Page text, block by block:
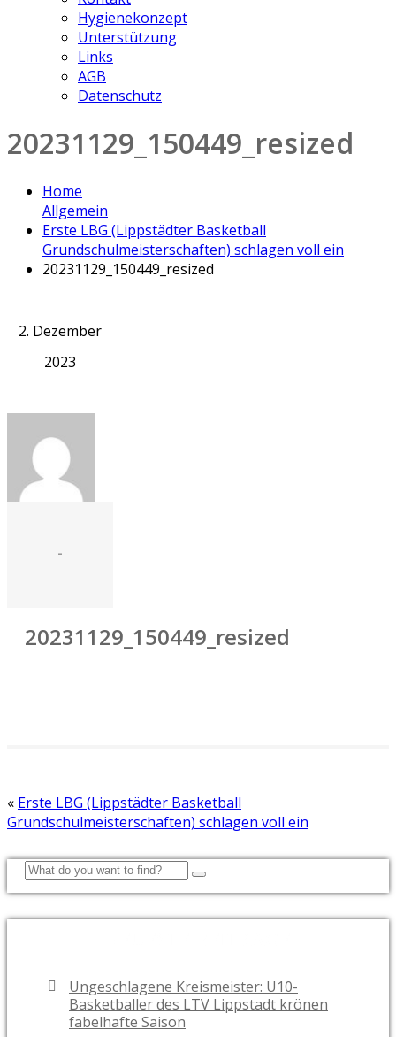
Hygienekonzept
Unterstützung
Links
AGB
Datenschutz
20231129_150449_resized
Home
Allgemein
Erste LBG (Lippstädter Basketball
Grundschulmeisterschaften) schlagen voll ein
20231129_150449_resized
2. Dezember
2023
-
20231129_150449_resized
« Erste LBG (Lippstädter Basketball
Grundschulmeisterschaften) schlagen voll ein
Ungeschlagene Kreismeister: U10-
Basketballer des LTV Lippstadt krönen
fabelhafte Saison